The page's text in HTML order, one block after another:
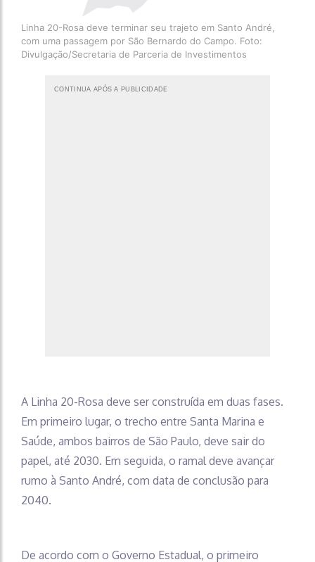
Linha 20-Rosa deve terminar seu trajeto em Santo André,
com uma passagem por São Bernardo do Campo. Foto:
Divulgação/Secretaria de Parceria de Investimentos
CONTINUA APÓS A PUBLICIDADE
A Linha 20-Rosa deve ser construída em duas fases.
Em primeiro lugar, o trecho entre Santa Marina e
Saúde, ambos bairros de São Paulo, deve sair do
papel, até 2030. Em seguida, o ramal deve avançar
rumo à Santo André, com data de conclusão para
2040.
De acordo com o Governo Estadual, o primeiro